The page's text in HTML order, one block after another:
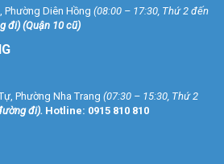
Phường Diên Hồng (08:00 – 17:30, Thứ 2 đến
đi) (Quận 10 cũ)
Phường Nha Trang (07:30 – 15:30, Thứ 2
đi). Hotline: 0915 810 810